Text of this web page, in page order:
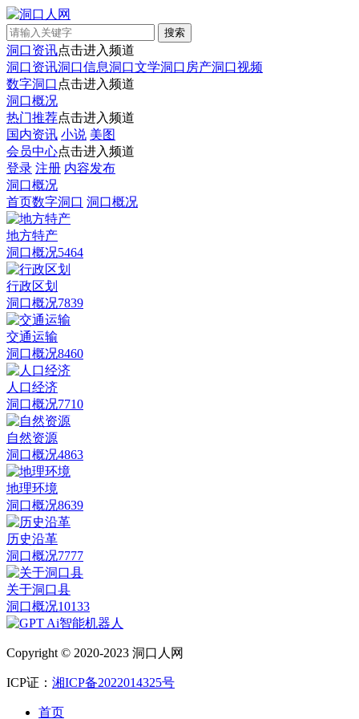
洞口资讯点击进入频道
洞口资讯洞口信息洞口文学洞口房产洞口视频
数字洞口 点击进入频道
洞口概况
热门推荐点击进入频道
国内资讯 小说 美图
会员中心点击进入频道
登录 注册 内容发布
洞口概况
首页数字洞口 洞口概况
地方特产
洞口概况5464
行政区划
洞口概况7839
交通运输
洞口概况8460
人口经济
洞口概况7710
自然资源
洞口概况4863
地理环境
洞口概况8639
历史沿革
洞口概况7777
关于洞口县
洞口概况10133
Copyright © 2020-2023 洞口人网
ICP证： 湘ICP备2022014325号
首页